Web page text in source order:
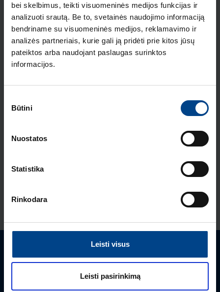
bei skelbimus, teikti visuomeninės medijos funkcijas ir
analizuoti srautą. Be to, svetainės naudojimo informaciją
bendriname su visuomeninės medijos, reklamavimo ir
analizės partneriais, kurie gali ją pridėti prie kitos jūsų
pateiktos arba naudojant paslaugas surinktos
informacijos.
pasirinkimas
Būtini
Nuostatos
Statistika
Rinkodara
Leisti visus
Leisti pasirinkimą
Produkto kodas: HXA021H
Užraktas skirtas x160-x250
Produkto kodas: HXA039H
Nepriklausomas atkabiklis, x160-
Turite klausimų? Susisiekite
Mielai atsakysime į Jums aktualius klausimus.